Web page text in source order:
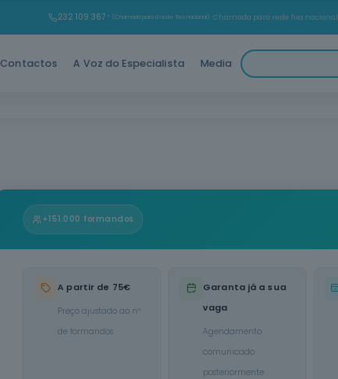
232 109 367 * (Chamada para a rede fixa nacional) · Chamada para rede fixa nacional
Contactos A Voz do Especialista Media
+151.000 formandos
A partir de 75€
Preço ajustado ao nº
de formandos
Garanta já a sua
vaga
Agendamento
comunicado
posteriormente